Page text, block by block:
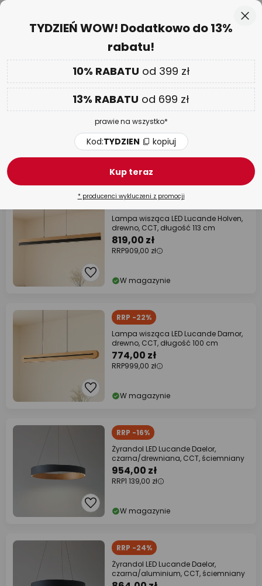
Przejdź
02 D 04 G 02 M 50 S
DODATKOWOnawet do 13% RABATU!
Kod:TYDZIEN kopiuj
TYDZIEŃ WOW| do -70%
Lampy wiszące
4631 artykułów
RRP -10%
Lampa wisząca LED Lucande Holven,
drewno, CCT, długość 113 cm
819,00 zł
RRP909,00 zł
W magazynie
RRP -22%
Lampa wisząca LED Lucande Darnor,
drewno, CCT, długość 100 cm
774,00 zł
RRP999,00 zł
W magazynie
RRP -16%
Żyrandol LED Lucande Daelor,
czarna/drewniana, CCT, ściemniany
954,00 zł
RRP1 139,00 zł
W magazynie
RRP -24%
Żyrandol LED Lucande Daelor,
czarna/aluminium, CCT, ściemniany
TYDZIEŃ WOW! Dodatkowo do 13%
rabatu!
10% RABATU od 399 zł
13% RABATU od 699 zł
prawie na wszystko*
Kod:TYDZIEN kopiuj
Kup teraz
* producenci wykluczeni z promocji